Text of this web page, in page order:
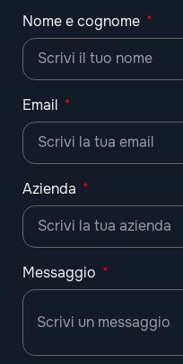
Nome e cognome
Email
Azienda
Messaggio